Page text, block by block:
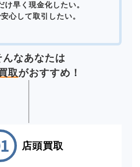
け早く現金化したい。
心して取引したい。
んなあなたは
取がおすすめ！
店頭買取